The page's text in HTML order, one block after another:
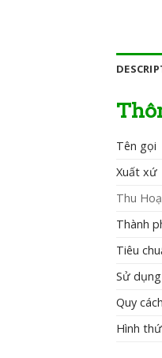
Tên gọi
Xuất xứ
Thu
Thành
Tiêu
Sử dụng
Quy cách
Hình